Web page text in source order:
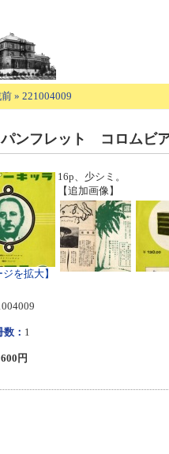
» 221004009
ンフレット コロムビ
ジを拡大】
16p、少シミ。
【追加画像】
： 1
600円